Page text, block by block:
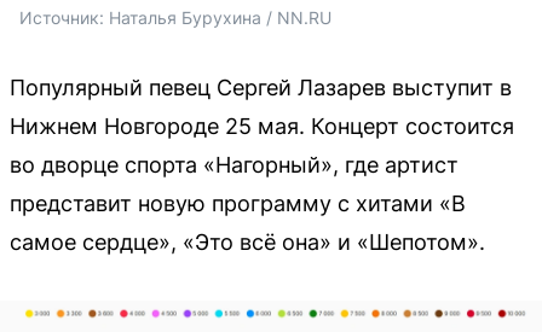
Источник: Наталья Бурухина / NN.RU
Популярный певец Сергей Лазарев выступит в
Нижнем Новгороде 25 мая. Концерт состоится
во дворце спорта «Нагорный», где артист
представит новую программу с хитами «В
самое сердце», «Это всё она» и «Шепотом».